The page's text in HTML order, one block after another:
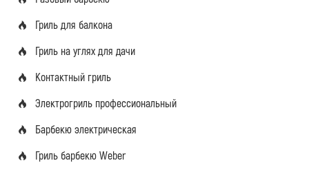
Гриль для балкона
Гриль на углях для дачи
Контактный гриль
Электрогриль профессиональный
Барбекю электрическая
Гриль барбекю Weber